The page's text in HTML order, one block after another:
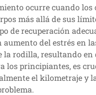
ocurre cuando los
más allá de sus
de recuperación
aumento del estrés en
la rodilla, resultando en
los principiantes, es
el kilometraje y